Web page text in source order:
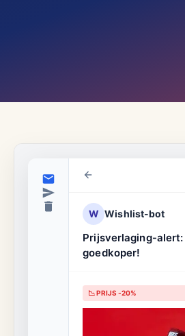
W Wishlist-bot
Prijsverlaging-
goedkoper!
📉 PRIJS -20%